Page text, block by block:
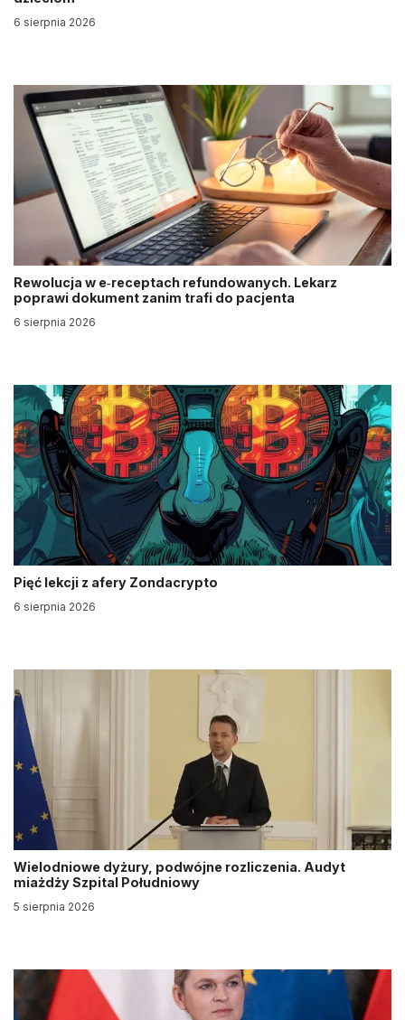
6 sierpnia 2026
Rewolucja w e‑receptach refundowanych. Lekarz
poprawi dokument zanim trafi do pacjenta
6 sierpnia 2026
Pięć lekcji z afery Zondacrypto
6 sierpnia 2026
Wielodniowe dyżury, podwójne rozliczenia. Audyt
miażdży Szpital Południowy
5 sierpnia 2026